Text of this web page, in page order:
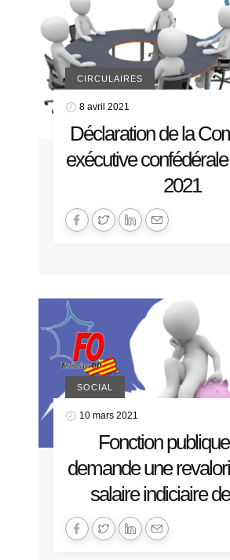
CIRCULAIRES
8 avril 2021
Déclaration de la
exécutive
2021
SOCIAL
10 mars 2021
Fonction
demande une
salaire indiciaire